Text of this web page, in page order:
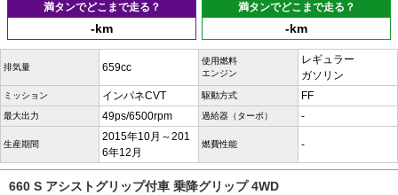
満タンでどこまで走る？
-km
満タンでどこまで走る？
-km
排気量 659cc
使用燃料
エンジン
レギュラー
ガソリン
ミッション インパネCVT 駆動方式 FF
最大出力 49ps/6500rpm 過給器（ターボ） -
生産期間
2015年10月～201
6年12月
燃費性能 -
660 S アシストグリップ付車 乗降グリップ 4WD